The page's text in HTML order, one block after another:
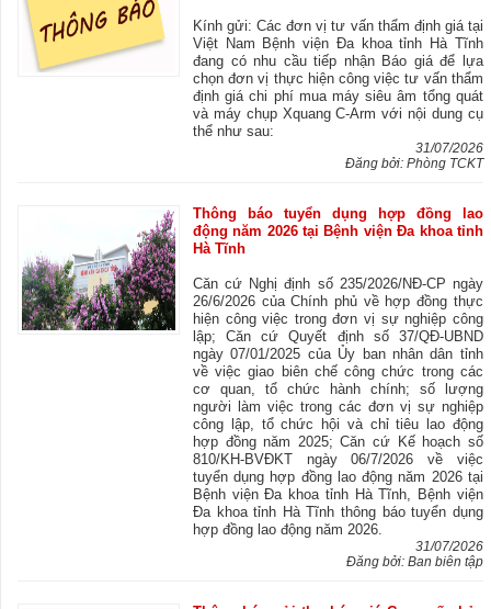
Kính gửi: Các đơn vị tư vấn thẩm định giá tại
Việt Nam Bệnh viện Đa khoa tỉnh Hà Tĩnh
đang có nhu cầu tiếp nhận Báo giá để lựa
chọn đơn vị thực hiện công việc tư vấn thẩm
định giá chi phí mua máy siêu âm tổng quát
và máy chụp Xquang C-Arm với nội dung cụ
thể như sau:
31/07/2026
Đăng bởi: Phòng TCKT
Thông báo tuyển dụng hợp đồng lao
động năm 2026 tại Bệnh viện Đa khoa tỉnh
Hà Tĩnh
Căn cứ Nghị định số 235/2026/NĐ-CP ngày
26/6/2026 của Chính phủ về hợp đồng thực
hiện công việc trong đơn vị sự nghiệp công
lập; Căn cứ Quyết định số 37/QĐ-UBND
ngày 07/01/2025 của Ủy ban nhân dân tỉnh
về việc giao biên chế công chức trong các
cơ quan, tổ chức hành chính; số lượng
người làm việc trong các đơn vị sự nghiệp
công lập, tổ chức hội và chỉ tiêu lao động
hợp đồng năm 2025; Căn cứ Kế hoạch số
810/KH-BVĐKT ngày 06/7/2026 về việc
tuyển dụng hợp đồng lao động năm 2026 tại
Bệnh viện Đa khoa tỉnh Hà Tĩnh, Bệnh viện
Đa khoa tỉnh Hà Tĩnh thông báo tuyển dụng
hợp đồng lao động năm 2026.
31/07/2026
Đăng bởi: Ban biên tập